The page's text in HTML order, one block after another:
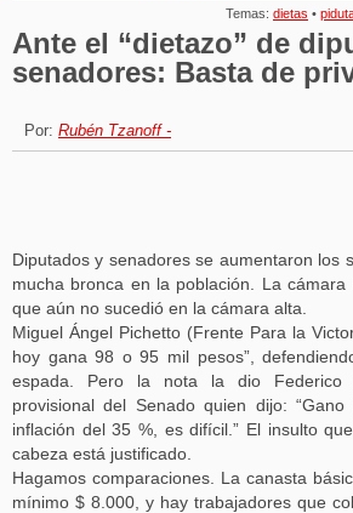
Temas: dietas •
Ante el “dietazo” de
senadores: Basta de
Por: Rubén Tzanoff -
Diputados y senadores se aumentaron los
mucha bronca en la población. La
que aún no sucedió en la cámara alta.
Miguel Ángel Pichetto (Frente Para la
hoy gana 98 o 95 mil pesos”,
espada. Pero la nota la dio Federico
provisional del Senado quien dijo:
inflación del 35 %, es difícil.” El insulto
cabeza está justificado.
Hagamos comparaciones. La canasta
mínimo $ 8.000, y hay trabajadores que